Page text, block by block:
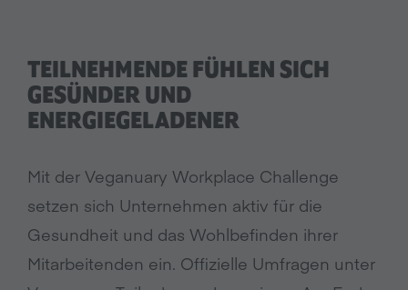
TEILNEHMENDE FÜHLEN SICH
GESÜNDER UND
ENERGIEGELADENER
Mit der Veganuary Workplace Challenge
setzen sich Unternehmen aktiv für die
Gesundheit und das Wohlbefinden ihrer
Mitarbeitenden ein. Offizielle Umfragen unter